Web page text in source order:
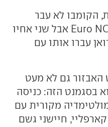
הקומבו לא עבר
בעצמו מבחן ריסוק של Euro NCAP אבל שני אחיו
עברו אותו עם
האבזור גם לא מעט
בסגמנט הזה: כניסה
מקורית עם
אפל קארפליי, חיישני גשם